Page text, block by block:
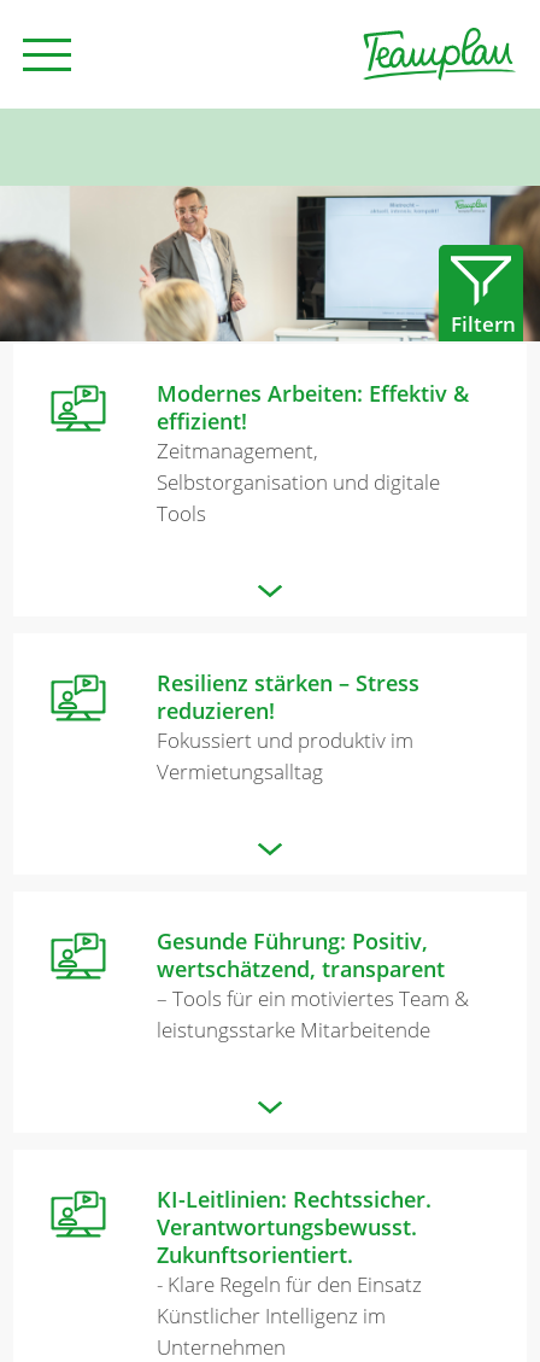
Beratung
Unternehmen
News
Newsletter
Filtern
Modernes Arbeiten: Effektiv &
effizient!
Zeitmanagement,
Selbstorganisation und digitale
Tools
Resilienz stärken – Stress
reduzieren!
Fokussiert und produktiv im
Vermietungsalltag
Gesunde Führung: Positiv,
wertschätzend, transparent
– Tools für ein motiviertes Team &
leistungsstarke Mitarbeitende
KI-Leitlinien: Rechtssicher.
Verantwortungsbewusst.
Zukunftsorientiert.
- Klare Regeln für den Einsatz
Künstlicher Intelligenz im
Unternehmen